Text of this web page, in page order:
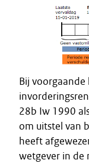
Bij
28b Iw 1990
om uitstel van
heeft
wetgever in de